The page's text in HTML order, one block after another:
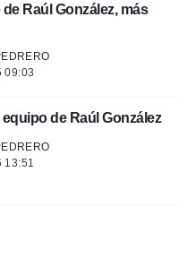
de Raúl González, más
09:03
equipo de Raúl González
13:51